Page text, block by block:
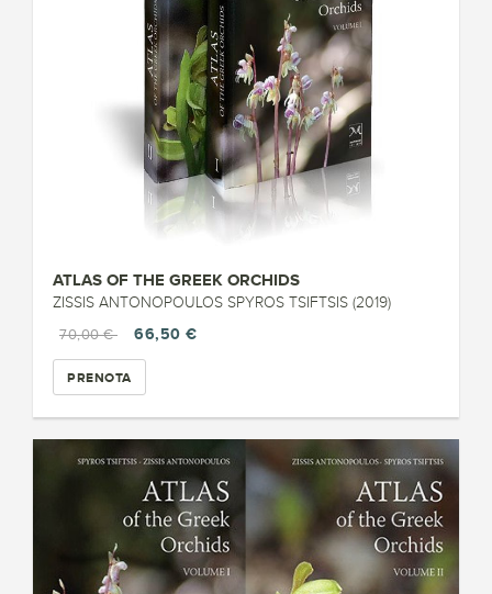
ATLAS OF THE GREEK ORCHIDS
ZISSIS ANTONOPOULOS SPYROS TSIFTSIS (2019)
70,00 €
66,50 €
PRENOTA